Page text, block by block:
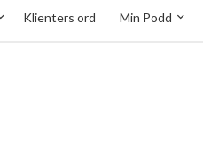
Klienters ord Min Podd